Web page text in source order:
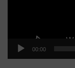
00:00